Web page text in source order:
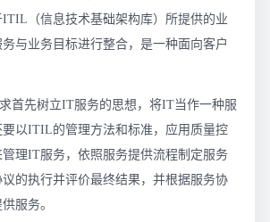
（信息技术基础架构库）所提供的业
与业务目标进行整合，是一种面向客户
首先树立IT服务的思想，将IT当作一种服
以ITIL的管理方法和标准，应用质量控
理IT服务，依照服务提供流程制定服务
的执行并评价最终结果，并根据服务协
服务。